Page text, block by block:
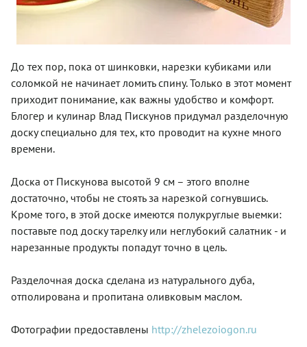
До тех пор, пока от шинковки, нарезки кубиками или
соломкой не начинает ломить спину. Только в этот момент
приходит понимание, как важны удобство и комфорт.
Блогер и кулинар Влад Пискунов придумал разделочную
доску специально для тех, кто проводит на кухне много
времени.
Доска от Пискунова высотой 9 см – этого вполне
достаточно, чтобы не стоять за нарезкой согнувшись.
Кроме того, в этой доске имеются полукруглые выемки:
поставьте под доску тарелку или неглубокий салатник - и
нарезанные продукты попадут точно в цель.
Разделочная доска сделана из натурального дуба,
отполирована и пропитана оливковым маслом.
Фотографии предоставлены http://zhelezoiogon.ru